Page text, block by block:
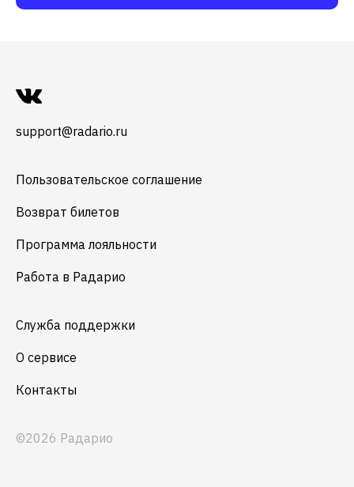
support@radario.ru
Пользовательское соглашение
Возврат билетов
Программа лояльности
Работа в Радарио
Служба поддержки
О сервисе
Контакты
©2026 Радарио